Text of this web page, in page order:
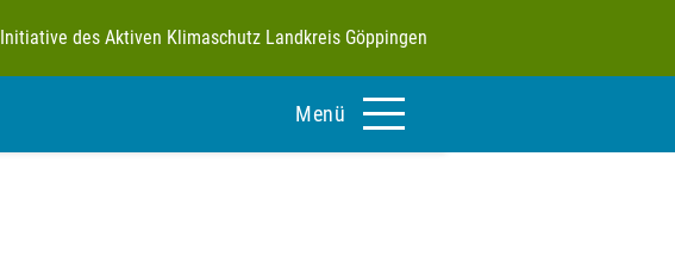
Initiative des Aktiven Klimaschutz Landkreis Göppingen
Menü